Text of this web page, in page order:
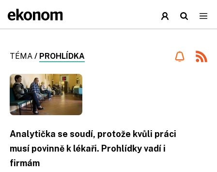
TÉMA / PROHLÍDKA
Analytička se soudí, protože kvůli práci
musí povinně k lékaři. Prohlídky vadí i
firmám